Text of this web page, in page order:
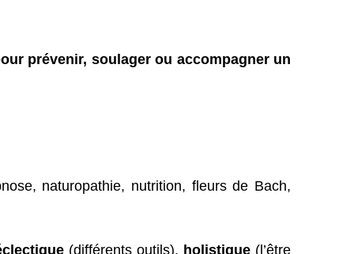
prévenir, soulager ou accompagner un
naturopathie, nutrition, fleurs de Bach,
(différents outils), holistique (l’être